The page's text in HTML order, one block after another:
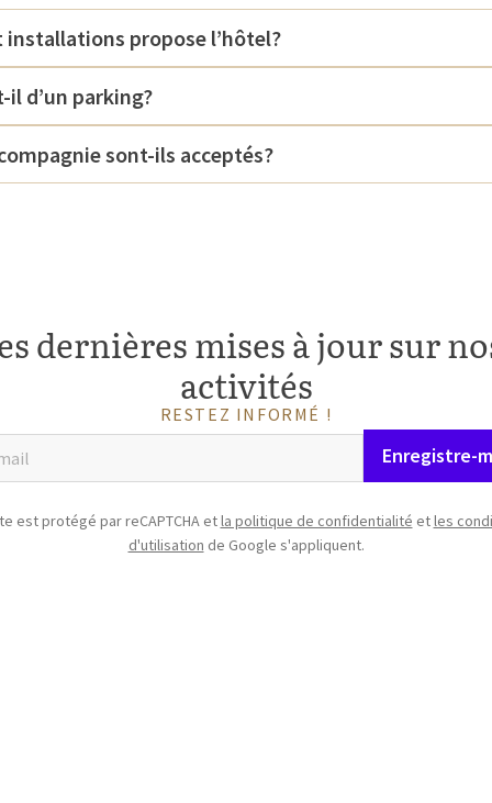
installations propose l’hôtel?
il d’un parking?
sont-ils acceptés?
dernières mises à jour sur
activités
RESTEZ INFORMÉ !
Enregistre-
est protégé par reCAPTCHA etla politique de confidentialité etles
d'utilisation de Google s'appliquent.